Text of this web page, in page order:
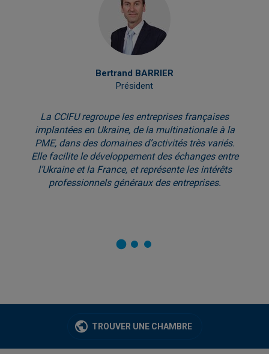
Bertrand BARRIER
Président
La CCIFU regroupe les entreprises françaises
implantées en Ukraine, de la multinationale à la
PME, dans des domaines d’activités très variés.
Elle facilite le développement des échanges entre
l’Ukraine et la France, et représente les intérêts
professionnels généraux des entreprises.
TROUVER UNE CHAMBRE